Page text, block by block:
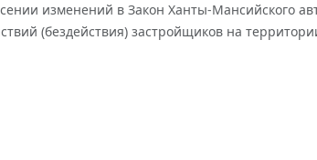
изменений в Закон Ханты-Мансийского
(бездействия) застройщиков на